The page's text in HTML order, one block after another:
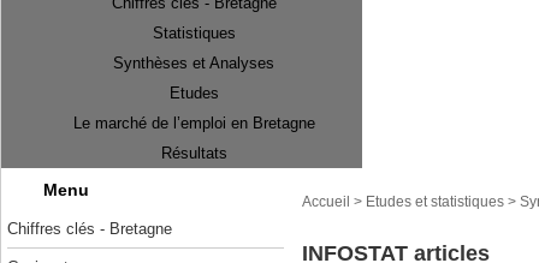
Statistiques
Synthèses et Analyses
Etudes
Le marché de l’emploi en Bretagne
Résultats
Menu
Chiffres clés - Bretagne
Accueil > Etudes et statistiques >
INFOSTAT articles